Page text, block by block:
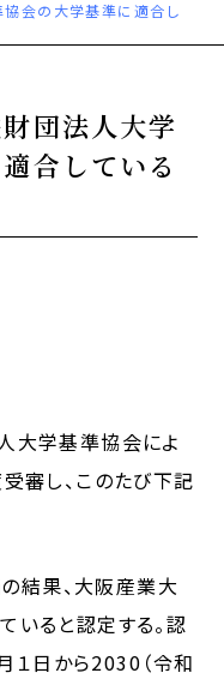
会の大学基準に適合し
団法人大学
合している
大学基準協会によ
審し、このたび下記
結果、大阪産業大
ると認定する。認
１日から2030（令和